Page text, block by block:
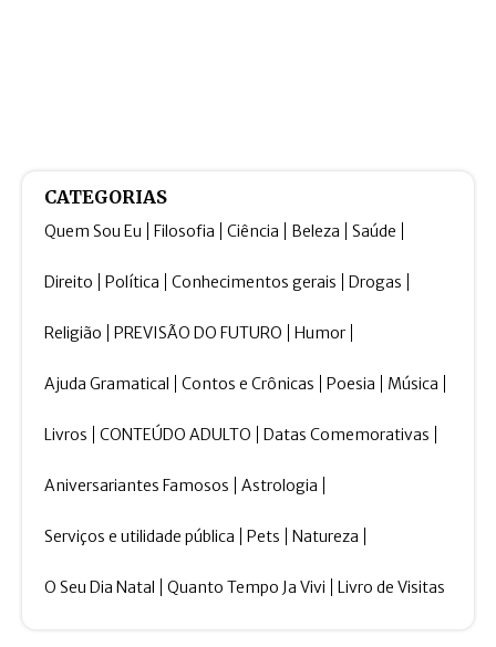
CATEGORIAS
Quem Sou Eu Filosofia Ciência Beleza Saúde
Direito Política Conhecimentos gerais Drogas
Religião PREVISÃO DO FUTURO Humor
Ajuda Gramatical Contos e Crônicas Poesia Música
Livros CONTEÚDO ADULTO Datas Comemorativas
Aniversariantes Famosos Astrologia
Serviços e utilidade pública Pets Natureza
O Seu Dia Natal Quanto Tempo Ja Vivi Livro de Visitas